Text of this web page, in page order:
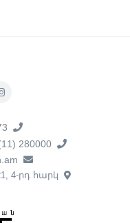
280000
4-րդ հարկ